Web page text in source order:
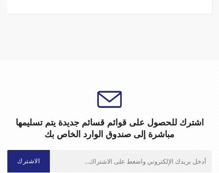
اشترك للحصول على قوائم قسائم جديدة يتم تسليمها
مباشرة إلى صندوق الوارد الخاص بك
الاشترك